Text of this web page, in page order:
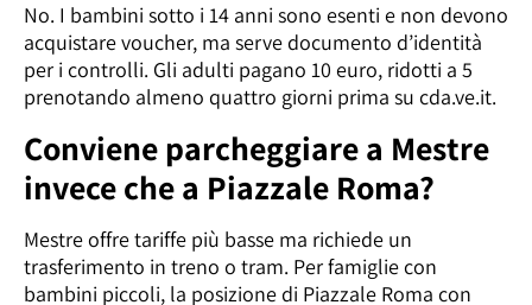
No. I bambini sotto i 14 anni sono esenti e non devono
acquistare voucher, ma serve documento d’identità
per i controlli. Gli adulti pagano 10 euro, ridotti a 5
prenotando almeno quattro giorni prima su cda.ve.it.
Conviene parcheggiare a Mestre
invece che a Piazzale Roma?
Mestre offre tariffe più basse ma richiede un
trasferimento in treno o tram. Per famiglie con
bambini piccoli, la posizione di Piazzale Roma con